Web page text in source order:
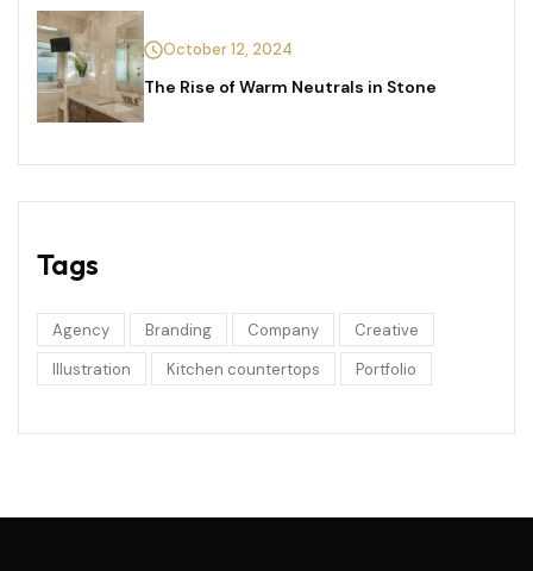
October 12, 2024
The Rise of Warm Neutrals in Stone
Tags
Agency Branding Company
Creative
Illustration
Kitchen countertops Portfolio